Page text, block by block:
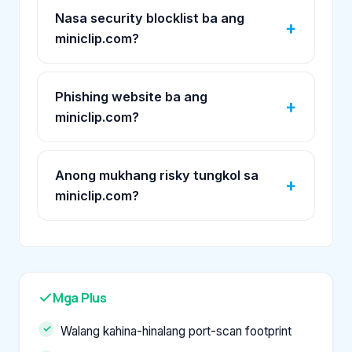
Nasa security blocklist ba ang
miniclip.com?
Phishing website ba ang
miniclip.com?
Anong mukhang risky tungkol sa
miniclip.com?
Mga Plus
Walang kahina-hinalang port-scan footprint